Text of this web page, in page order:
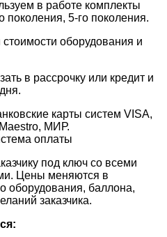
в работе комплекты
поколения, 5-го поколения.
оборудования и
в рассрочку или кредит и
карты систем VISA,
МИР.
оплаты
под ключ со всеми
Цены меняются в
оборудования, баллона,
заказчика.